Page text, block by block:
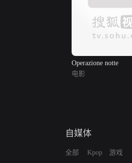
Operazione notte
电影
自媒体
全部 Kpop 游戏